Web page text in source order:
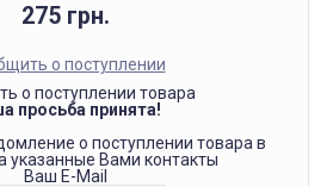
275 грн.
о поступлении
о поступлении товара
просьба принята!
о поступлении товара в
указанные Вами контакты
Ваш E-Mail